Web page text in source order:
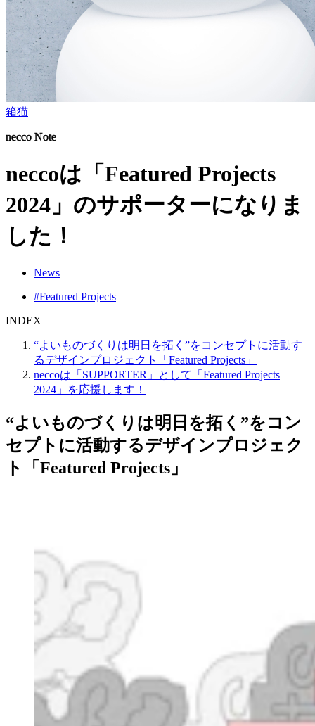
箱猫
necco Note
neccoは「Featured Projects
2024」のサポーターになりま
した！
News
#Featured Projects
INDEX
“よいものづくりは明日を拓く”をコンセプトに活動す
るデザインプロジェクト「Featured Projects」
neccoは「SUPPORTER」として「Featured Projects
2024」を応援します！
“よいものづくりは明日を拓く”をコン
セプトに活動するデザインプロジェク
ト「Featured Projects」